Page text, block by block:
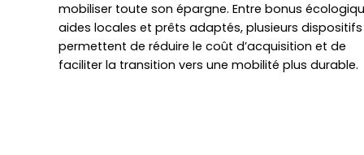
mobiliser toute son épargne. Entre bonus
aides locales et prêts adaptés, plusieurs dispositifs
permettent de réduire le coût d’acquisition et de
faciliter la transition vers une mobilité plus durable.